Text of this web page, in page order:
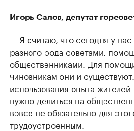
Игорь Салов, депутат
— Я считаю, что сегодня у
разного рода советами,
общественниками. Для
чиновникам они и
использования опыта
нужно делиться на
вовсе не обязательно для
трудоустроенным.